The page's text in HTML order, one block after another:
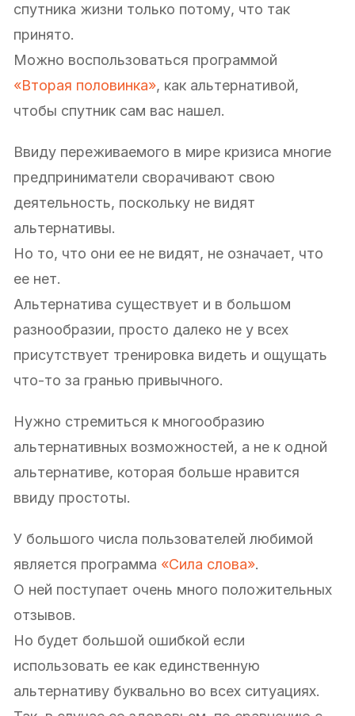
спутника жизни только потому, что так
принято.
Можно воспользоваться программой
«Вторая половинка», как альтернативой,
чтобы спутник сам вас нашел.
Ввиду переживаемого в мире кризиса многие
предприниматели сворачивают свою
деятельность, поскольку не видят
альтернативы.
Но то, что они ее не видят, не означает, что
ее нет.
Альтернатива существует и в большом
разнообразии, просто далеко не у всех
присутствует тренировка видеть и ощущать
что-то за гранью привычного.
Нужно стремиться к многообразию
альтернативных возможностей, а не к одной
альтернативе, которая больше нравится
ввиду простоты.
У большого числа пользователей любимой
является программа «Сила слова».
О ней поступает очень много положительных
отзывов.
Но будет большой ошибкой если
использовать ее как единственную
альтернативу буквально во всех ситуациях.